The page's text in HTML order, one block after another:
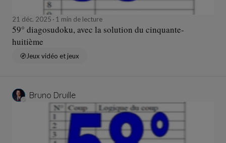
21 déc. 2025 1 min de lecture
59° diagosudoku, avec la solution du cinquante-
huitième
Jeux vidéo et jeux
Bruno Druille